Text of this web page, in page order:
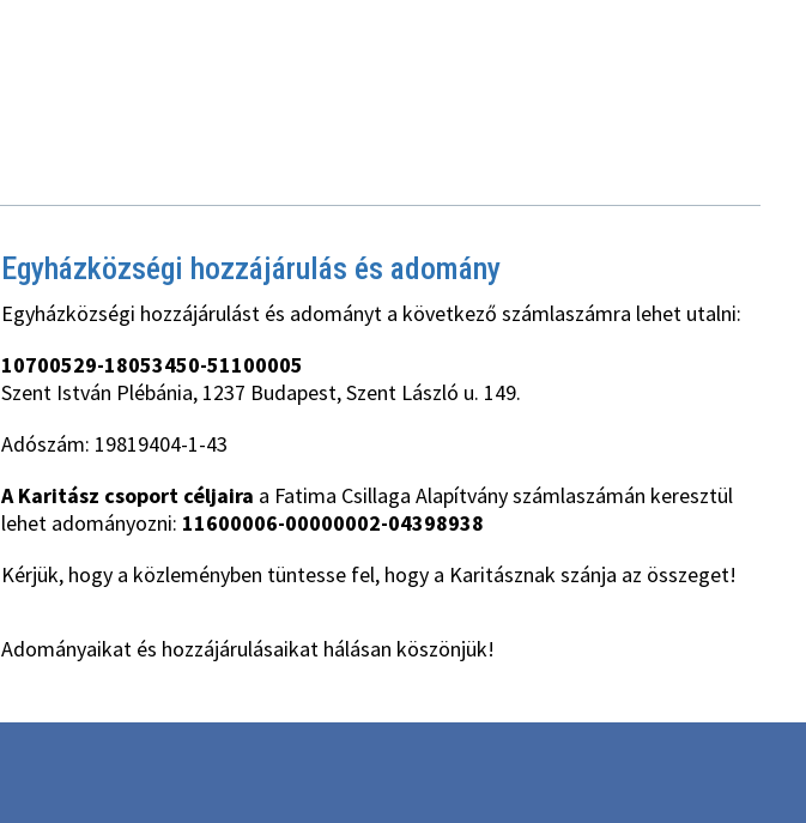
Egyházközségi hozzájárulás és adomány
Egyházközségi hozzájárulást és adományt a következő számlaszámra lehet utalni:
10700529-18053450-51100005
Szent István Plébánia, 1237 Budapest, Szent László u. 149.
Adószám: 19819404-1-43
A Karitász csoport céljaira a Fatima Csillaga Alapítvány számlaszámán keresztül
lehet adományozni: 11600006-00000002-04398938
Kérjük, hogy a közleményben tüntesse fel, hogy a Karitásznak szánja az összeget!
Adományaikat és hozzájárulásaikat hálásan köszönjük!